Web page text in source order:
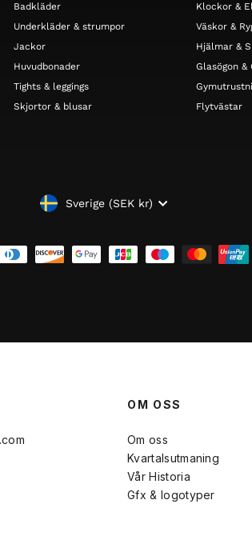
Badkläder
Underkläder & strumpor
Jackor
Huvudbonader
Tights & leggings
Skjortor & blusar
Klockor &
Väskor &
Hjälmar &
Glasögon &
Flytvästar
VALUTA
Sverige (SEK kr)
OM OSS
Om oss
Kvartalsutmaning
Vår Historia
Gfx & logotyper